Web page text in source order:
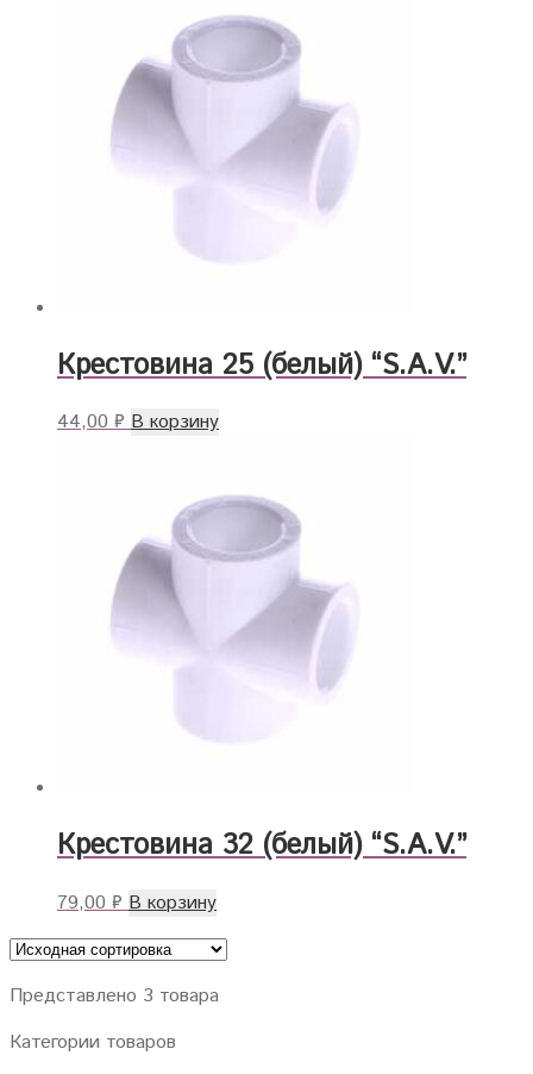
Крестовина 25 (белый) “S.A.V.”
44,00₽ В корзину
Крестовина 32 (белый) “S.A.V.”
79,00₽ В корзину
Представлено 3 товара
Категории товаров